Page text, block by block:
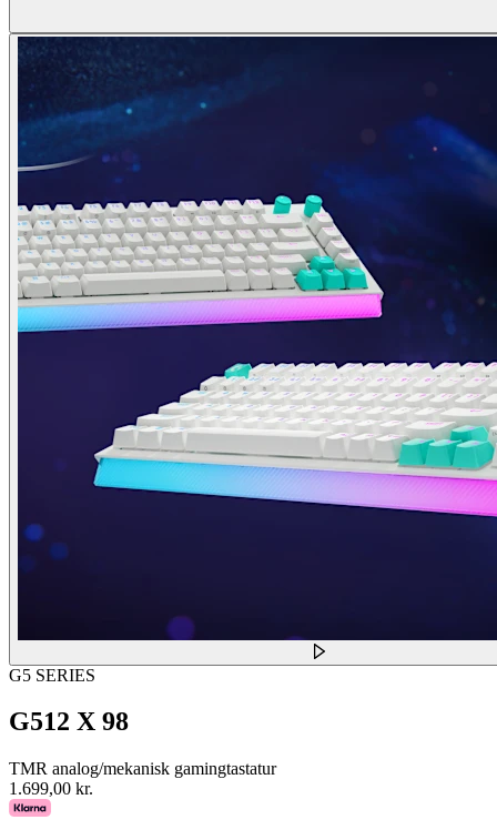
G5 SERIES
G512 X 98
TMR analog/mekanisk gamingtastatur
1.699,00 kr.